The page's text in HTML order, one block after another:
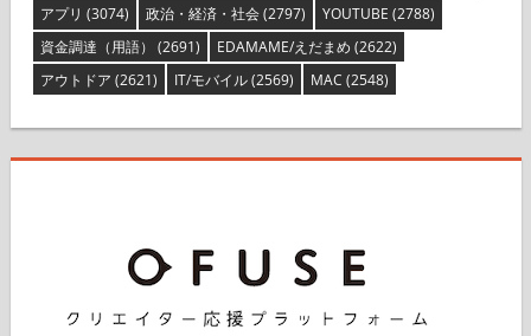
アプリ (3074) 政治・経済・社会(2797) YOUTUBE (2788)
資金調達（用語） (2691) EDAMAME/えだまめ (2622)
アウトドア (2621) IT/モバイル(2569) MAC (2548)